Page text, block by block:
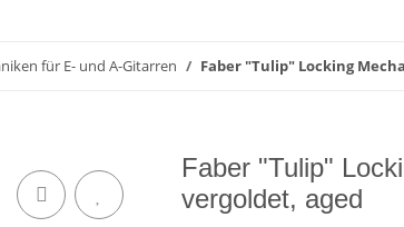
für E- und A-Gitarren Faber "Tulip" Locking
Faber "Tulip"
vergoldet, aged